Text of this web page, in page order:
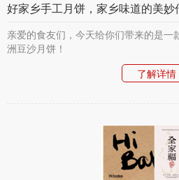
好家乡手工月饼，家乡味道的美妙
亲爱的食友们，今天给你们带来的是
洲豆沙月饼！
了解详情